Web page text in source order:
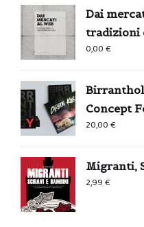
Dai
tradizioni
0,00€
Concept
20,00€
Migranti,
2,99€